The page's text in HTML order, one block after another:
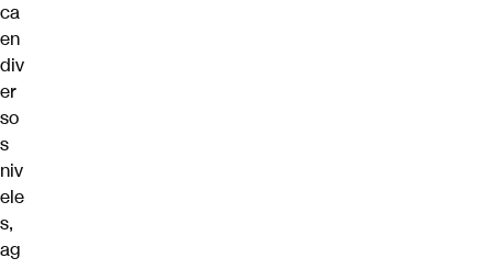
ca
en
div
er
so
s
niv
ele
s,
ag